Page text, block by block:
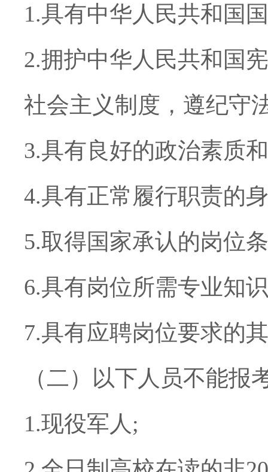
1.具有中华人民共和国
2.拥护中华人民共和国
社会主义制度，遵纪守
3.具有良好的政治素质
4.具有正常履行职责的
5.取得国家承认的岗位
6.具有岗位所需专业知
7.具有应聘岗位要求的
（二）以下人员不能报
1.现役军人 ;